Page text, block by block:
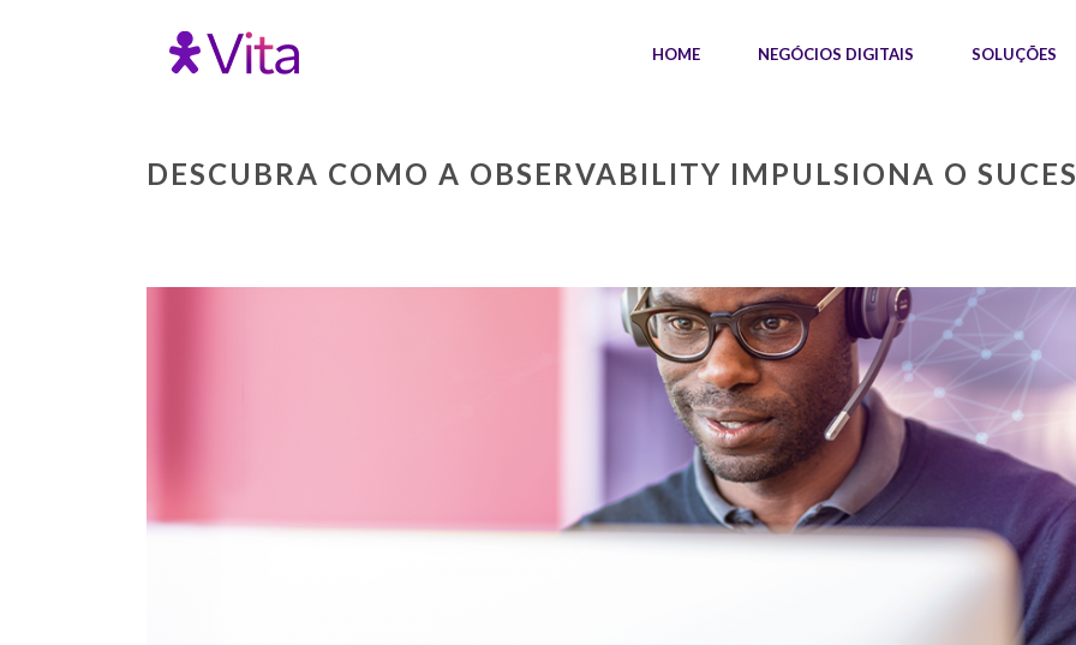
HOME NEGÓCIOS DIGITAIS SOLUÇÕES
DESCUBRA COMO A OBSERVABILITY IMPULSIONA O